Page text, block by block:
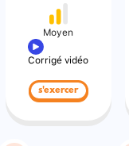
Moyen
Corrigé vidéo
s'exercer